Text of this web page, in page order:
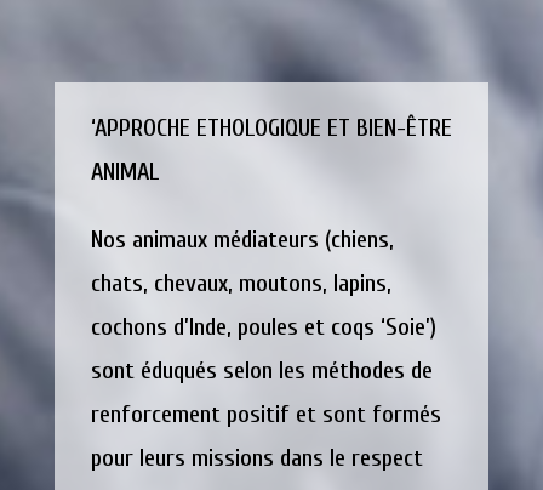
‘APPROCHE ETHOLOGIQUE ET BIEN-ÊTRE
ANIMAL
Nos animaux médiateurs (chiens,
chats, chevaux, moutons, lapins,
cochons d’Inde, poules et coqs ‘Soie’)
sont éduqués selon les méthodes de
renforcement positif et sont formés
pour leurs missions dans le respect